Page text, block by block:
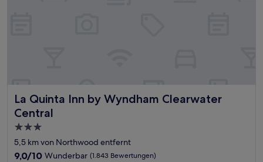
La Quinta Inn by Wyndham Clearwater
Central
La Quinta Inn by Wyndham Clearwater Central
3.0-
Sterne-
Unterkunft
5,5 km von Northwood entfernt
9.0
9,0/10 Wunderbar (1.843 Bewertungen)